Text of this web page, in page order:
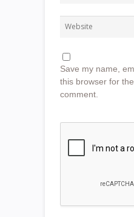
Save my name,
this browser for
comment.